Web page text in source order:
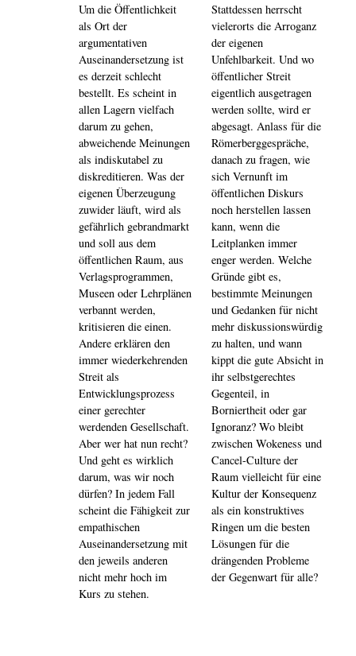
Um die Öffentlichkeit
als Ort der
argumentativen
Auseinandersetzung ist
es derzeit schlecht
bestellt. Es scheint in
allen Lagern vielfach
darum zu gehen,
abweichende Meinungen
als indiskutabel zu
diskreditieren. Was der
eigenen Überzeugung
zuwider läuft, wird als
gefährlich gebrandmarkt
und soll aus dem
öffentlichen Raum, aus
Verlagsprogrammen,
Museen oder Lehrplänen
verbannt werden,
kritisieren die einen.
Andere erklären den
immer wiederkehrenden
Streit als
Entwicklungsprozess
einer gerechter
werdenden Gesellschaft.
Aber wer hat nun recht?
Und geht es wirklich
darum, was wir noch
dürfen? In jedem Fall
scheint die Fähigkeit zur
empathischen
Auseinandersetzung mit
den jeweils anderen
nicht mehr hoch im
Kurs zu stehen.
Stattdessen herrscht
vielerorts die Arroganz
der eigenen
Unfehlbarkeit. Und wo
öffentlicher Streit
eigentlich ausgetragen
werden sollte, wird er
abgesagt. Anlass für die
Römerberggespräche,
danach zu fragen, wie
sich Vernunft im
öffentlichen Diskurs
noch herstellen lassen
kann, wenn die
Leitplanken immer
enger werden. Welche
Gründe gibt es,
bestimmte Meinungen
und Gedanken für nicht
mehr diskussionswürdig
zu halten, und wann
kippt die gute Absicht in
ihr selbstgerechtes
Gegenteil, in
Borniertheit oder gar
Ignoranz? Wo bleibt
zwischen Wokeness und
Cancel-Culture der
Raum vielleicht für eine
Kultur der Konsequenz
als ein konstruktives
Ringen um die besten
Lösungen für die
drängenden Probleme
der Gegenwart für alle?